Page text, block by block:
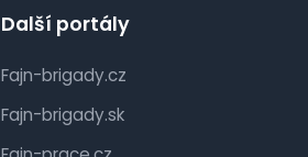
Další portály
Fajn-brigady.cz
Fajn-brigady.sk